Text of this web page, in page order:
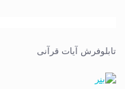
تابلوفرش آیات قرآنی